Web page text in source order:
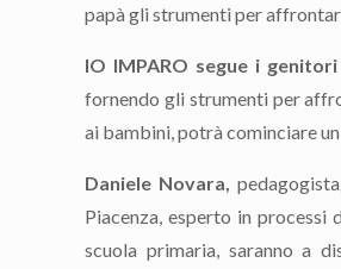
papà gli strumenti per
IO IMPARO segue i
fornendo gli strumenti per
ai bambini, potrà cominciare
Daniele Novara,
Piacenza, esperto in
scuola primaria, saranno a